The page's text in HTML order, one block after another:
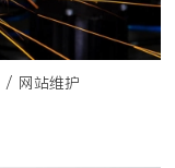
网站维护